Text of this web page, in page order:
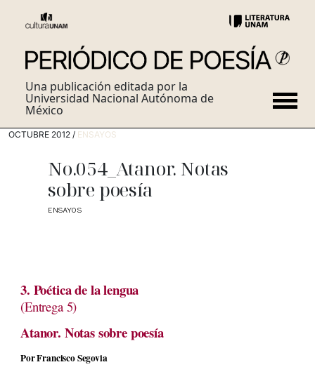
Una publicación editada por la
Universidad Nacional Autónoma de
México
OCTUBRE 2012 / ENSAYOS
No.054_Atanor. Notas
sobre poesía
ENSAYOS
3. Poética de la lengua
(Entrega 5)
Atanor. Notas sobre poesía
Por Francisco Segovia